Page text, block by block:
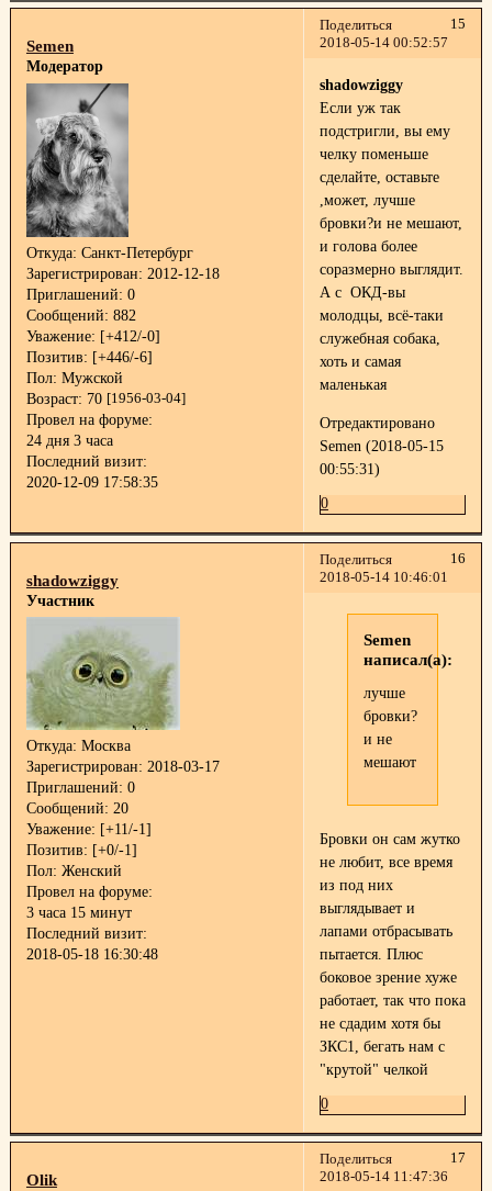
Поделиться
15
2018-05-14 00:52:57
Semen
Модератор
Откуда: Санкт-Петербург
Зарегистрирован: 2012-12-18
Приглашений: 0
Сообщений: 882
Уважение: [+412/-0]
Позитив: [+446/-6]
Пол: Мужской
Возраст: 70 [1956-03-04]
Провел на форуме:
24 дня 3 часа
Последний визит:
2020-12-09 17:58:35
shadowziggy
Если уж так
подстригли, вы ему
челку поменьше
сделайте, оставьте
,может, лучше
бровки?и не мешают,
и голова более
соразмерно выглядит.
А с ОКД-вы
молодцы, всё-таки
служебная собака,
хоть и самая
маленькая
Отредактировано
Semen (2018-05-15
00:55:31)
0
Поделиться
16
2018-05-14 10:46:01
shadowziggy
Участник
Откуда: Москва
Зарегистрирован: 2018-03-17
Приглашений: 0
Сообщений: 20
Уважение: [+11/-1]
Позитив: [+0/-1]
Пол: Женский
Провел на форуме:
3 часа 15 минут
Последний визит:
2018-05-18 16:30:48
Semen
написал(а):
лучше
бровки?
и не
мешают
Бровки он сам жутко
не любит, все время
из под них
выглядывает и
лапами отбрасывать
пытается. Плюс
боковое зрение хуже
работает, так что пока
не сдадим хотя бы
ЗКС1, бегать нам с
"крутой" челкой
0
Поделиться
17
2018-05-14 11:47:36
Olik